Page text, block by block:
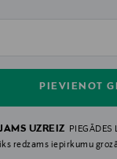
PIEVIENOT
UZREIZ
PIEGĀDES
redzams iepirkumu